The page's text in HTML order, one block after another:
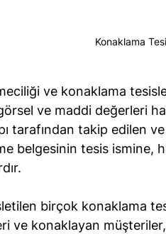
Konaklama
ve konaklama
görsel ve maddi değerleri
tarafından takip edilen
belgesinin tesis ismine,
birçok konaklama
ve konaklayan